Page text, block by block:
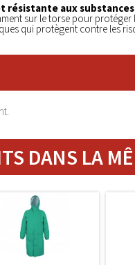
résistante aux
sur le torse pour
qui protègent contre les
DANS LA